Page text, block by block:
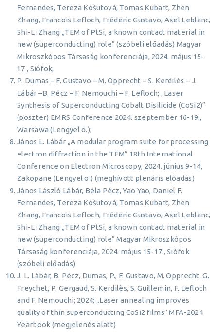
Fernandes, Tereza Košutová, Tomas Kubart, Zhen
Zhang, Francois Lefloch, Frédéric Gustavo, Axel Leblanc,
Shi-Li Zhang „TEM of PtSi, a known contact material in
new (superconducting) role” (szóbeli előadás) Magyar
Mikroszkópos Társaság konferenciája, 2024. május 15-
17., Siófok;
P. Dumas – F. Gustavo – M. Opprecht – S. Kerdilès – J.
Lábár –B. Pécz – F. Nemouchi – F. Lefloch; „Laser
Synthesis of Superconducting Cobalt Disilicide (CoSi2)”
(poszter) EMRS Conference 2024. szeptember 16-19.,
Warsawa (Lengyel o.);
János L. Lábár „A modular program suite for processing
electron diffraction in the TEM” 18th International
Conference on Electron Microscopy, 2024. június 9-14,
Zakopane (Lengyel o.) (meghívott plenáris előadás)
János László Lábár, Béla Pécz, Yao Yao, Daniel F.
Fernandes, Tereza Košutová, Tomas Kubart, Zhen
Zhang, Francois Lefloch, Frédéric Gustavo, Axel Leblanc,
Shi-Li Zhang „TEM of PtSi, a known contact material in
new (superconducting) role” Magyar Mikroszkópos
Társaság konferenciája, 2024. május 15-17., Siófok
(szóbeli előadás)
J. L. Lábár, B. Pécz, Dumas, P., F. Gustavo, M. Opprecht, G.
Freychet, P. Gergaud, S. Kerdilès, S. Guillemin, F. Lefloch
and F. Nemouchi; 2024; „Laser annealing improves
quality of thin superconducting CoSi2 films” MFA-2024
Yearbook (megjelenés alatt)